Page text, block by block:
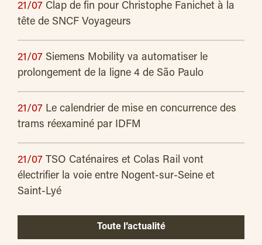
21/07 Clap de fin pour Christophe Fanichet à la
tête de SNCF Voyageurs
21/07 Siemens Mobility va automatiser le
prolongement de la ligne 4 de São Paulo
21/07 Le calendrier de mise en concurrence des
trams réexaminé par IDFM
21/07 TSO Caténaires et Colas Rail vont
électrifier la voie entre Nogent-sur-Seine et
Saint-Lyé
Toute l’actualité